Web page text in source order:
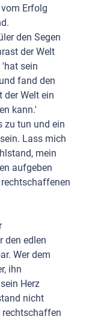
Erfolg
den Segen
der Welt
'hat sein
fand den
der Welt ein
kann.'
zu tun und ein
Lass mich
mein
aufgeben
den edlen
Wer dem
ihn
Herz
nicht
rechtschaffen